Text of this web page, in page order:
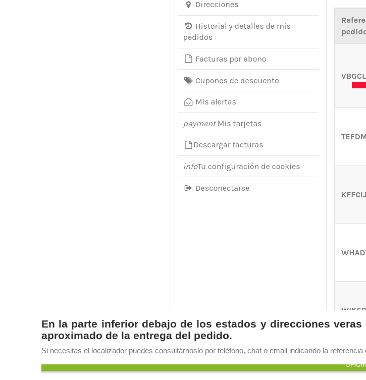
En la parte inferior debajo de los estados y direcciones
aproximado de la entrega del pedido.
Si necesitas el localizador puedes consultárnoslo por teléfono, chat o email indicando la referencia